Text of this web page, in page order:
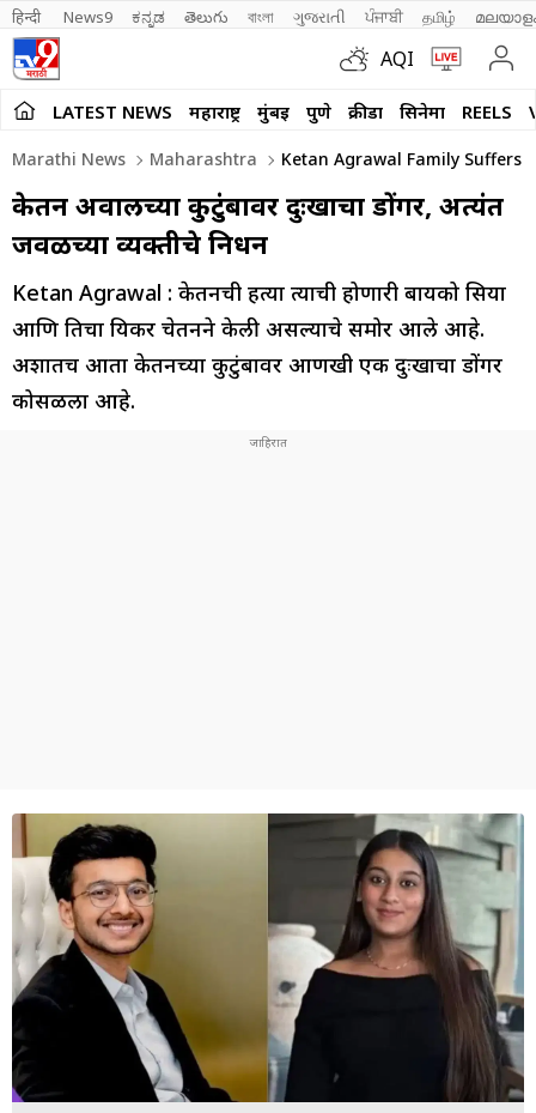
हिन्दी News9 ಕನ್ನಡ తెలుగు বাংলা ગુજરાતી ਪੰਜਾਬੀ தமிழ்
AQI
LATEST NEWS महाराष्ट्र मुंबई पुणे क्रीडा सिनेमा REELS
Marathi News Maharashtra Ketan Agrawal Family Suffers
केतन अग्रवालच्या कुटुंबावर दुःखाचा डोंगर, अत्यंत
जवळच्या व्यक्तीचे निधन
Ketan Agrawal : केतनची हत्या त्याची होणारी बायको सिया
आणि तिचा प्रियकर चेतनने केली असल्याचे समोर आले आहे.
अशातच आता केतनच्या कुटुंबावर आणखी एक दुःखाचा डोंगर
कोसळला आहे.